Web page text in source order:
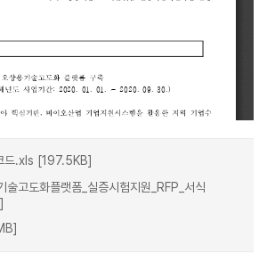
드.xls [197.5KB]
고도화플랫폼_실증시험지원_RFP_서식